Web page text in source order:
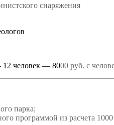
снаряжения
человек — 8000 руб. с
парка;
программой из расчета